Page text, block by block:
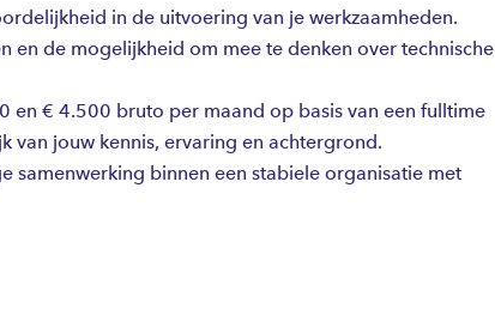
in de uitvoering van je werkzaamheden.
en de mogelijkheid om mee te denken over technische
en € 4.500 bruto per maand op basis van een fulltime
van jouw kennis, ervaring en achtergrond.
samenwerking binnen een stabiele organisatie met